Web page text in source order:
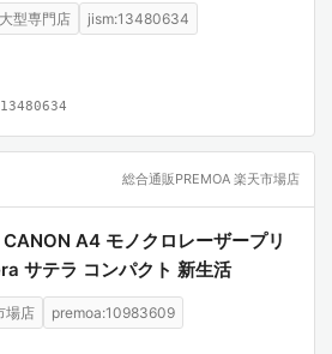
型専門店 jism:13480634
総合通販PREMOA 楽天市場店
A4 モノクロレーザープリ
サテラ コンパクト 新生活
場店 premoa:10983609